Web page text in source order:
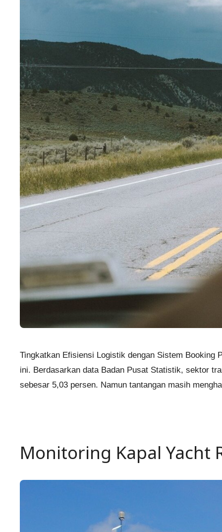
Tingkatkan Efisiensi Logistik dengan Sistem Booking
ini. Berdasarkan data Badan Pusat Statistik, sektor
sebesar 5,03 persen. Namun tantangan masih
Monitoring Kapal Yacht